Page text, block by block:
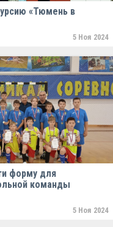
«Тюмень в
5 Ноя 2024
форму для
команды
5 Ноя 2024